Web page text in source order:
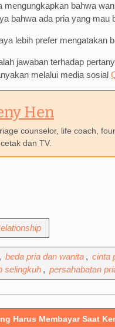
mengungkapkan bahwa
bahwa ada pria yang mau
lebih prefer mengatakan
jawaban terhadap
melalui media sosial
Hen
counselor, life coach,
dan TV.
, beda pria dan wanita , cinta
selingkuh , persahabatan
Harus Membayar Saat